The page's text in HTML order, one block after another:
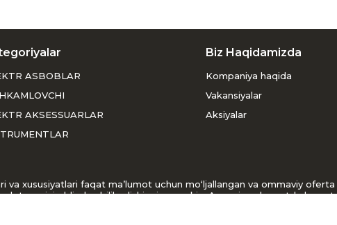
ASBOBLAR
AKSESSUARLAR
Biz Haqidamizda
Kompaniya haqida
Vakansiyalar
Aksiyalar
va xususiyatlari faqat ma’lumot uchun mo‘ljallangan va ommaviy
narxini oldindan bilib olishingiz mumkin. Agar siz veb-saytda